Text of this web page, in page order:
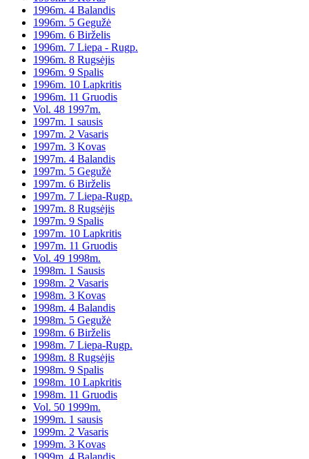
1996m. 4 Balandis
1996m. 5 Gegužė
1996m. 6 Birželis
1996m. 7 Liepa - Rugp.
1996m. 8 Rugsėjis
1996m. 9 Spalis
1996m. 10 Lapkritis
1996m. 11 Gruodis
Vol. 48 1997m.
1997m. 1 sausis
1997m. 2 Vasaris
1997m. 3 Kovas
1997m. 4 Balandis
1997m. 5 Gegužė
1997m. 6 Birželis
1997m. 7 Liepa-Rugp.
1997m. 8 Rugsėjis
1997m. 9 Spalis
1997m. 10 Lapkritis
1997m. 11 Gruodis
Vol. 49 1998m.
1998m. 1 Sausis
1998m. 2 Vasaris
1998m. 3 Kovas
1998m. 4 Balandis
1998m. 5 Gegužė
1998m. 6 Birželis
1998m. 7 Liepa-Rugp.
1998m. 8 Rugsėjis
1998m. 9 Spalis
1998m. 10 Lapkritis
1998m. 11 Gruodis
Vol. 50 1999m.
1999m. 1 sausis
1999m. 2 Vasaris
1999m. 3 Kovas